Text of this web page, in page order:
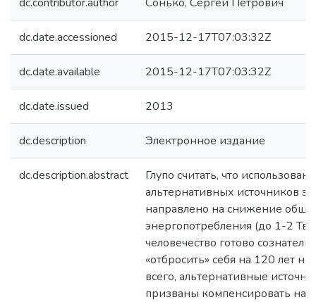
dc.date.accessioned 2015-12-17T07:03:32Z
dc.date.available 2015-12-17T07:03:32Z
dc.date.issued 2013
dc.description Электронное издание
dc.description.abstract
Глупо считать, что
альтернативных источников
направлено на снижение
энергопотребления (до 1-2
человечество готово
«отбросить» себя на 120 лет
всего, альтернативные
призваны компенсировать